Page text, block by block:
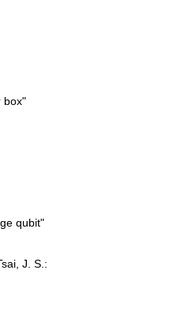
box"
qubit"
J. S.: